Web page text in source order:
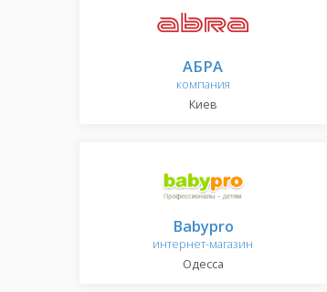
АБРА
компания
Киев
Babypro
интернет-магазин
Одесса